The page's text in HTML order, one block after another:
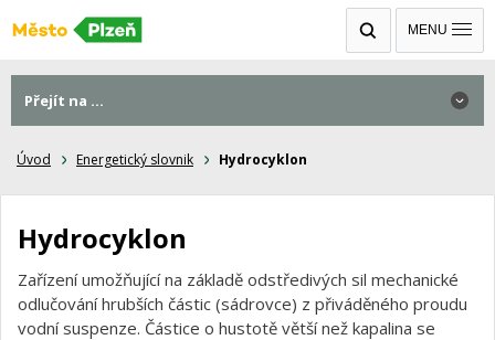
MENU
Úvod Energetický slovnik Hydrocyklon
Hydrocyklon
Zařízení umožňující na základě odstředivých sil mechanické
odlučování hrubších částic (sádrovce) z přiváděného proudu
vodní suspenze. Částice o hustotě větší než kapalina se
Přejít na ...